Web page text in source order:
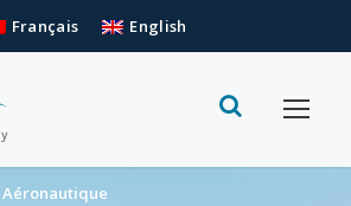
Français English
Aéronautique